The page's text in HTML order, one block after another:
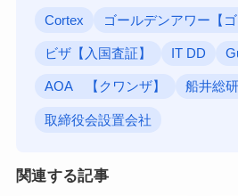
Cortex ゴールデンアワー【
ビザ【入国査証】 IT DD
AOA 【クワンザ】 船井総研
取締役会設置会社
関連する記事